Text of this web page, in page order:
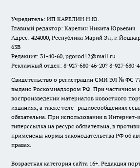
Учредитель: ИП КАРЕЛИН Н.Ю.
Главный редактор: Карелин Никита Юрьевич
Адрес: 424000, Республика Марий Эл, г.
63В
Редакция: 31-40-60, pgorod12@mail.ru
Рекламный отдел: 8-927-680-46-20? 8-927-680-
Свидетельство о регистрации СМИ ЭЛ № ФС 77
выдано Роскомнадзором РФ. При частичном
воспроизведении материалов новостного
изданиях, а также теле- радиосообщениях
обязательна. При использовании в Интернет-
гиперссылка на ресурс обязательна, в
применены нормы законодательства РФ об
правах.
Возрастная категория сайта 16+. Редакция